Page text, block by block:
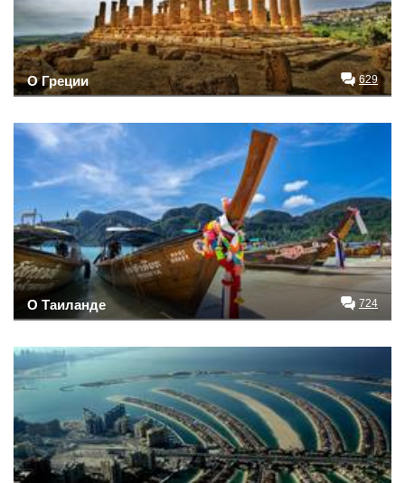
О Греции 629
О Таиланде 724